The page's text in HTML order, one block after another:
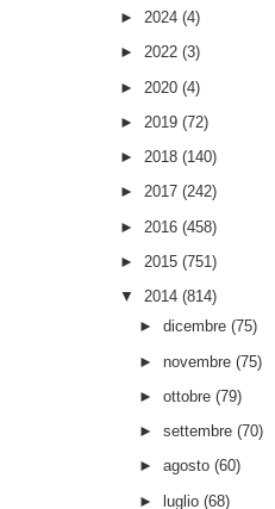
► 2024 (4)
► 2022 (3)
► 2020 (4)
► 2019 (72)
► 2018 (140)
► 2017 (242)
► 2016 (458)
► 2015 (751)
▼ 2014 (814)
► dicembre (75)
► novembre (75)
► ottobre (79)
► settembre (70)
► agosto (60)
► luglio (68)